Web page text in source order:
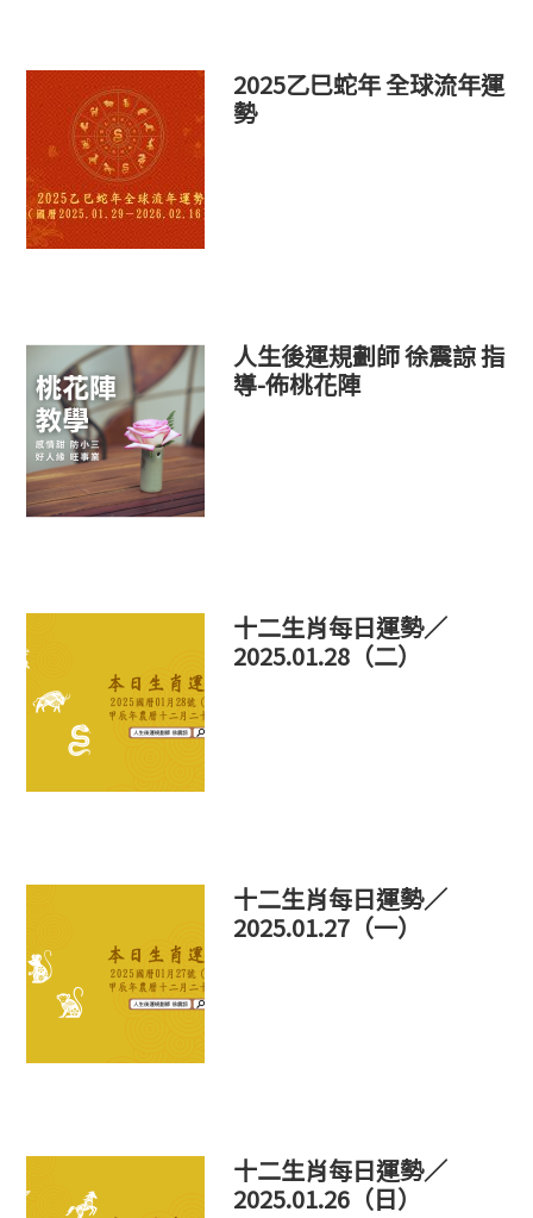
2025乙巳蛇年 全球流年運
勢
人生後運規劃師 徐震諒 指
導-佈桃花陣
十二生肖每日運勢／
2025.01.28（二）
十二生肖每日運勢／
2025.01.27（一）
十二生肖每日運勢／
2025.01.26（日）